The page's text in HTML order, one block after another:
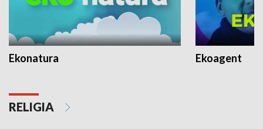
Ekonatura Ekoagent
RELIGIA